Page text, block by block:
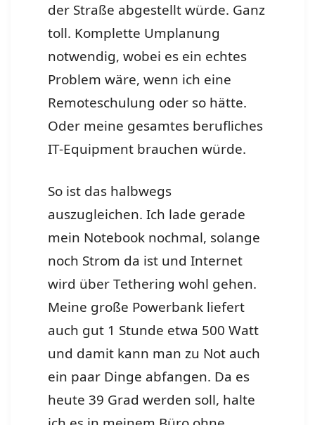
der Straße abgestellt würde. Ganz
toll. Komplette Umplanung
notwendig, wobei es ein echtes
Problem wäre, wenn ich eine
Remoteschulung oder so hätte.
Oder meine gesamtes berufliches
IT-Equip­ment brauchen würde.
So ist das halbwegs
auszugleichen. Ich lade gerade
mein Notebook nochmal, solange
noch Strom da ist und Internet
wird über Tethering wohl gehen.
Meine große Powerbank liefert
auch gut 1 Stunde etwa 500 Watt
und damit kann man zu Not auch
ein paar Dinge abfangen. Da es
heute 39 Grad werden soll, halte